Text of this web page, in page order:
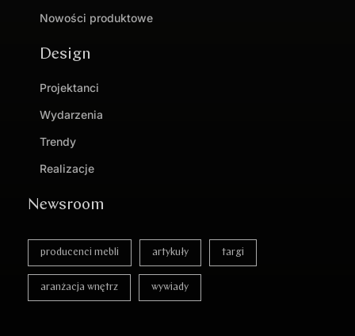
Nowości produktowe
Design
Projektanci
Wydarzenia
Trendy
Realizacje
Newsroom
producenci mebli artykuły targi
aranżacja wnętrz wywiady